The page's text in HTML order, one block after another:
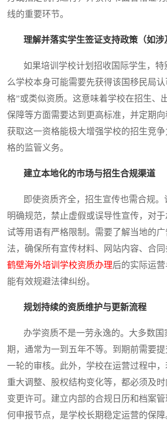
线的重要环节。
理解并落实学生签证支持政策（如涉
如果培训学校计划招收国际学生，特
么学校本身可能需要先获得该国移民局
格”或类似资质。这意味着学校在招生、
保障等方面需要达到更高标准，并定期向
获取这一资格能极大增强学校的招生竞
格的监管义务。
建立本地化的市场与招生合规渠道
即使资质齐全，招生宣传也需合规。
明确规范，禁止虚假或误导性宣传，对
试等用语有严格限制。需要了解当地的
法，确保所有宣传材料、网站内容、合
鹤壁海外培训学校资质办理后的实际运营
能有效规避法律纠纷。
规划持续的资质维护与更新流程
办学资质不是一劳永逸的。大多数国
期，通常为一到五年不等。到期前需要
一轮的审核。此外，学校在运营过程中
重大调整、股权结构变化等，都必须及
变更许可。建立内部的合规日历和档案
何申报节点，是学校长期稳定运营的保障